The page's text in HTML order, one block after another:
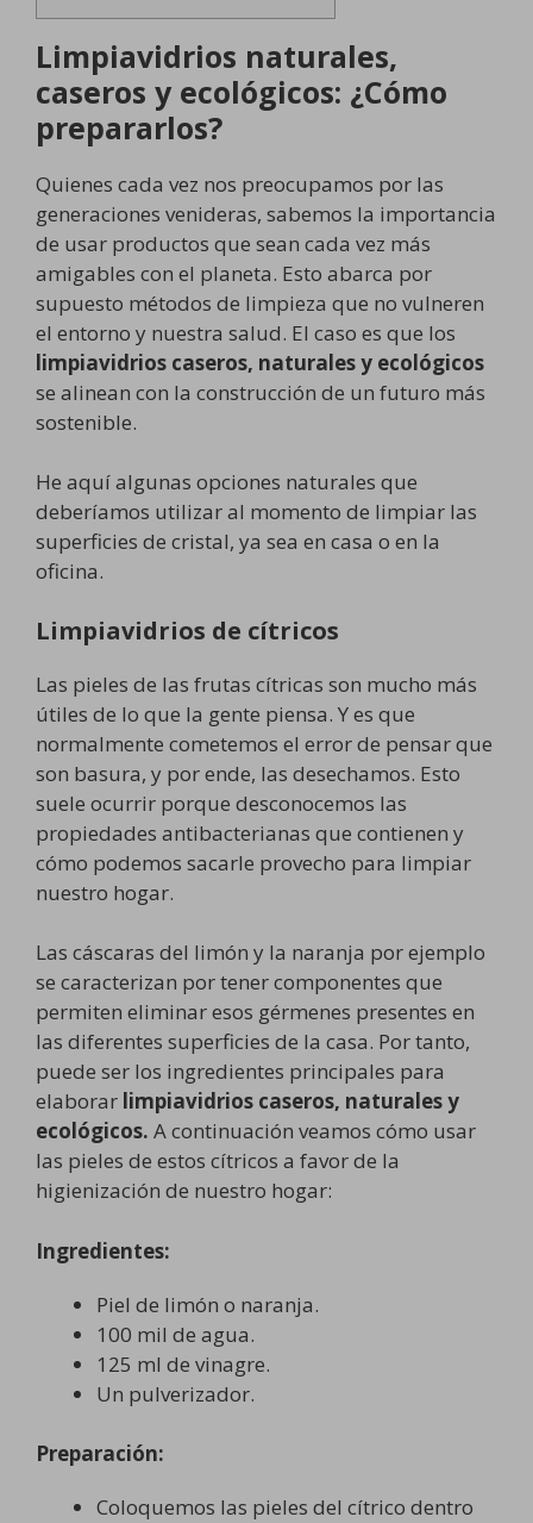
Limpiavidrios naturales,
caseros y ecológicos: ¿Cómo
prepararlos?
Quienes cada vez nos preocupamos por las
generaciones venideras, sabemos la importancia
de usar productos que sean cada vez más
amigables con el planeta. Esto abarca por
supuesto métodos de limpieza que no vulneren
el entorno y nuestra salud. El caso es que los
limpiavidrios caseros, naturales y ecológicos
se alinean con la construcción de un futuro más
sostenible.
He aquí algunas opciones naturales que
deberíamos utilizar al momento de limpiar las
superficies de cristal, ya sea en casa o en la
oficina.
Limpiavidrios de cítricos
Las pieles de las frutas cítricas son mucho más
útiles de lo que la gente piensa. Y es que
normalmente cometemos el error de pensar que
son basura, y por ende, las desechamos. Esto
suele ocurrir porque desconocemos las
propiedades antibacterianas que contienen y
cómo podemos sacarle provecho para limpiar
nuestro hogar.
Las cáscaras del limón y la naranja por ejemplo
se caracterizan por tener componentes que
permiten eliminar esos gérmenes presentes en
las diferentes superficies de la casa. Por tanto,
puede ser los ingredientes principales para
elaborar limpiavidrios caseros, naturales y
ecológicos. A continuación veamos cómo usar
las pieles de estos cítricos a favor de la
higienización de nuestro hogar:
Ingredientes:
Piel de limón o naranja.
100 mil de agua.
125 ml de vinagre.
Un pulverizador.
Preparación:
Coloquemos las pieles del cítrico dentro